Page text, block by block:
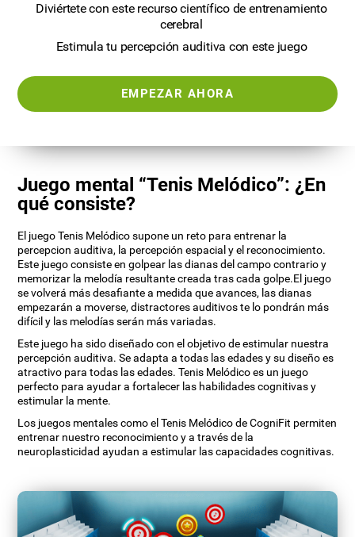
Diviértete con este recurso científico de entrenamiento
cerebral
Estimula tu percepción auditiva con este juego
EMPEZAR AHORA
Juego mental “Tenis Melódico”: ¿En
qué consiste?
El juego Tenis Melódico supone un reto para entrenar la
percepcion auditiva, la percepción espacial y el reconocimiento.
Este juego consiste en golpear las dianas del campo contrario y
memorizar la melodía resultante creada tras cada golpe.El juego
se volverá más desafiante a medida que avances, las dianas
empezarán a moverse, distractores auditivos te lo pondrán más
difícil y las melodías serán más variadas.
Este juego ha sido diseñado con el objetivo de estimular nuestra
percepción auditiva. Se adapta a todas las edades y su diseño es
atractivo para todas las edades. Tenis Melódico es un juego
perfecto para ayudar a fortalecer las habilidades cognitivas y
estimular la mente.
Los juegos mentales como el Tenis Melódico de CogniFit permiten
entrenar nuestro reconocimiento y a través de la
neuroplasticidad ayudan a estimular las capacidades cognitivas.